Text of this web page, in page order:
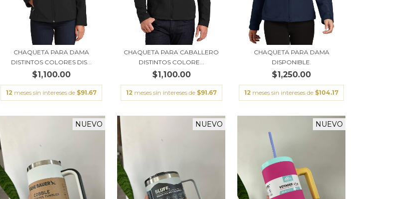
CHAQUETA PARA DAMA
DISTINTOS COLORES DIS...
$1,100.00
12 meses sin intereses de $91.67
CHAQUETA PARA CABALLERO
DISTINTOS COLORE...
$1,100.00
12 meses sin intereses de $91.67
CHAQUETA PARA DAMA
DISPONIBLE.
$1,250.00
12 meses sin intereses de $104.17
NUEVO NUEVO NUEVO